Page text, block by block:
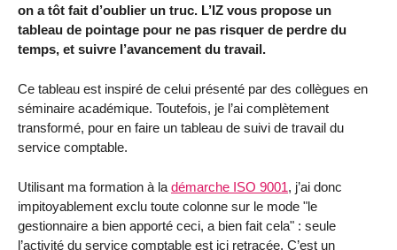
on a tôt fait d’oublier un truc. L’IZ vous propose un
tableau de pointage pour ne pas risquer de perdre du
temps, et suivre l’avancement du travail.
Ce tableau est inspiré de celui présenté par des collègues en
séminaire académique. Toutefois, je l’ai complètement
transformé, pour en faire un tableau de suivi de travail du
service comptable.
Utilisant ma formation à la démarche ISO 9001, j’ai donc
impitoyablement exclu toute colonne sur le mode "le
gestionnaire a bien apporté ceci, a bien fait cela" : seule
l’activité du service comptable est ici retracée. C’est un